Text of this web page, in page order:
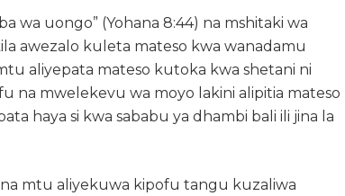
wa uongo” (Yohana 8:44) na mshitaki wa
awezalo kuleta mateso kwa wanadamu
aliyepata mateso kutoka kwa shetani ni
na mwelekevu wa moyo lakini alipitia mateso
haya si kwa sababu ya dhambi bali ili jina la
mtu aliyekuwa kipofu tangu kuzaliwa